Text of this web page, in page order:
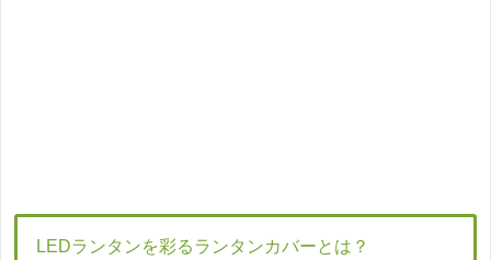
LEDランタンを彩るランタンカバーとは？